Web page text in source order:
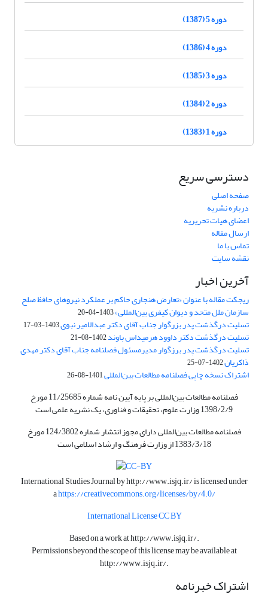
دوره 5 (1387)
دوره 4 (1386)
دوره 3 (1385)
دوره 2 (1384)
دوره 1 (1383)
دسترسی سریع
صفحه اصلی
درباره نشریه
اعضای هیات تحریریه
ارسال مقاله
تماس با ما
نقشه سایت
آخرین اخبار
ریجکت مقاله با عنوان «تعارض هنجاری حاکم بر عملکرد نیروهای حافظ صلح
سازمان ملل متحد و دیوان کیفری بین‌المللی»1403-04-20
تسلیت درگذشت پدر بزرگوار جناب آقای دکتر عبدالامیر نبوی1403-03-17
تسلیت درگذشت دکتر داوود هرمیداس باوند1402-08-21
تسلیت درگذشت پدر برزگوار مدیرمسئول فصلنامه جناب آقای دکتر مهدی
ذاکریان1402-07-25
اشتراک نسخه چاپی فصلنامه مطالعات بین‌المللی1401-08-26
فصلنامه مطالعات بین‌المللی بر پایه آیین نامه شماره 11/25685 مورخ
1398/2/9 وزارت علوم، تحقیقات و فناوری، یک نشریه علمی است
فصلنامه مطالعات بین‌المللی دارای مجوز انتشار شماره 124/3802 مورخ
1383/3/18 از وزارت فرهنگ و ارشاد اسلامی است
International Studies Journal byhttp://www.isjq.ir/is licensed under
ahttps://creativecommons.org/licenses/by/4.0/
International License CC BY
Based on a work athttp://www.isjq.ir/.
Permissions beyond the scope of this license may be available at
http://www.isjq.ir/.
اشتراک خبرنامه